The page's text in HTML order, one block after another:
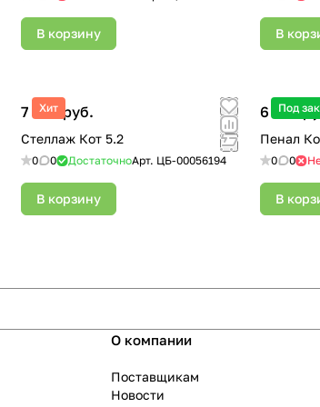
В корзину В
Хит
7 850 руб.
Стеллаж Кот 5.2
0 0 ДостаточноАрт. ЦБ-00056194
В корзину
Под
6 500
Пенал
0 0
В
О компании
Поставщикам
Новости